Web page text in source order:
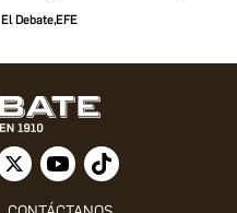
El Debate,EFE